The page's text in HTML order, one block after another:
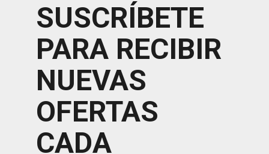
SUSCRÍBETE
PARA RECIBIR
NUEVAS
OFERTAS
CADA